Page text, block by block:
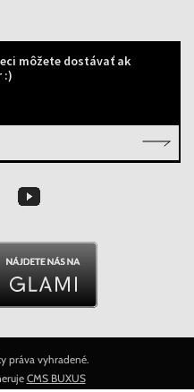
môžete dostávať ak
:)
práva vyhradené.
CMS BUXUS